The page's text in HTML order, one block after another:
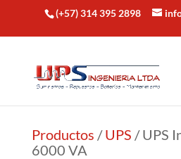
(+57) 314 395 2898
Productos /UPS / UPS
6000 VA